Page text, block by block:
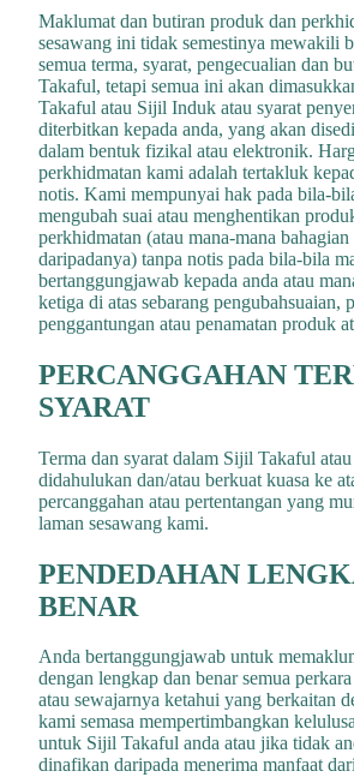
Maklumat dan butiran produk dan
sesawang ini tidak semestinya mewakili
semua terma, syarat, pengecualian dan
Takaful, tetapi semua ini akan
Takaful atau Sijil Induk atau syarat
diterbitkan kepada anda, yang akan
dalam bentuk fizikal atau elektronik.
perkhidmatan kami adalah tertakluk
notis. Kami mempunyai hak pada bila-
mengubah suai atau menghentikan
perkhidmatan (atau mana-mana
daripadanya) tanpa notis pada bila-bila
bertanggungjawab kepada anda atau
ketiga di atas sebarang pengubahsuaian,
penggantungan atau penamatan produk
PERCANGGAHAN
SYARAT
Terma dan syarat dalam Sijil Takaful
didahulukan dan/atau berkuat kuasa ke
percanggahan atau pertentangan yang
laman sesawang kami.
PENDEDAHAN
BENAR
Anda bertanggungjawab untuk
dengan lengkap dan benar semua
atau sewajarnya ketahui yang berkaitan
kami semasa mempertimbangkan
untuk Sijil Takaful anda atau jika tidak
dinafikan daripada menerima manfaat